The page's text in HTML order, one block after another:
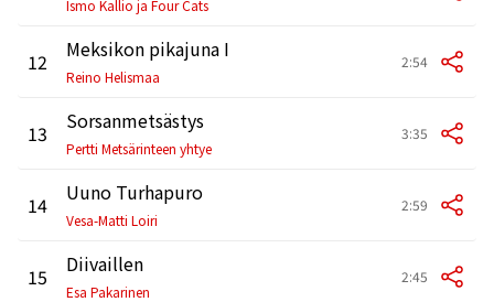
Ismo Kallio ja Four Cats
12 Meksikon pikajuna I
Reino Helismaa
2:54
13 Sorsanmetsästys
Pertti Metsärinteen yhtye
3:35
14 Uuno Turhapuro
Vesa-Matti Loiri
2:59
15 Diivaillen
Esa Pakarinen
2:45